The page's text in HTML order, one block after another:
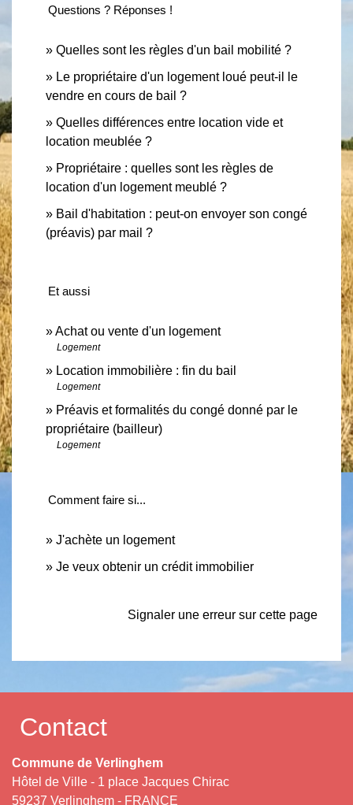
Questions ? Réponses !
Quelles sont les règles d'un bail mobilité ?
Le propriétaire d'un logement loué peut-il le
vendre en cours de bail ?
Quelles différences entre location vide et
location meublée ?
Propriétaire : quelles sont les règles de
location d'un logement meublé ?
Bail d'habitation : peut-on envoyer son congé
(préavis) par mail ?
Et aussi
Achat ou vente d'un logement
Logement
Location immobilière : fin du bail
Logement
Préavis et formalités du congé donné par le
propriétaire (bailleur)
Logement
Comment faire si...
J'achète un logement
Je veux obtenir un crédit immobilier
Signaler une erreur sur cette page
Contact
Commune de Verlinghem
Hôtel de Ville - 1 place Jacques Chirac
59237 Verlinghem - FRANCE